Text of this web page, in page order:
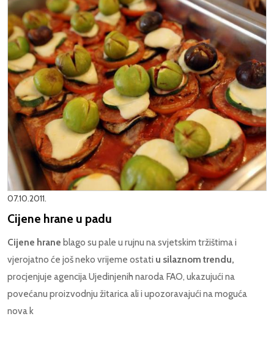
07.10.2011.
Cijene hrane u padu
Cijene hrane blago su pale u rujnu na svjetskim tržištima i
vjerojatno će još neko vrijeme ostati u silaznom trendu,
procjenjuje agencija Ujedinjenih naroda FAO, ukazujući na
povećanu proizvodnju žitarica ali i upozoravajući na moguća
nova k